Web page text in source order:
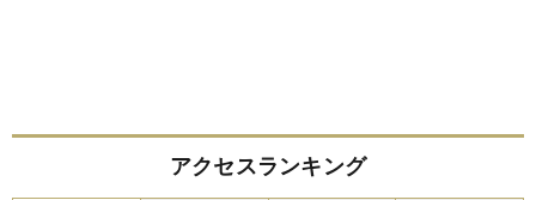
アクセスランキング